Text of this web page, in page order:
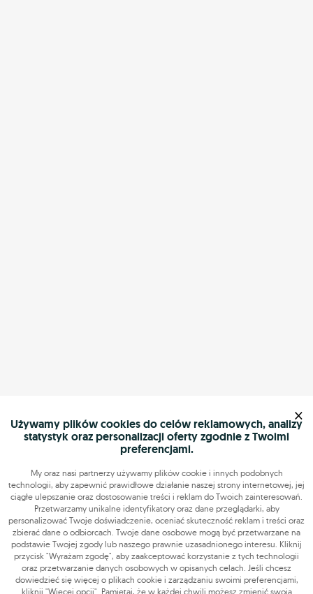
Używamy plików cookies do celów reklamowych, analizy
statystyk oraz personalizacji oferty zgodnie z Twoimi
preferencjami.
My oraz nasi partnerzy używamy plików cookie i innych podobnych
technologii, aby zapewnić prawidłowe działanie naszej strony internetowej, jej
ciągłe ulepszanie oraz dostosowanie treści i reklam do Twoich zainteresowań.
Przetwarzamy unikalne identyfikatory oraz dane przeglądarki, aby
personalizować Twoje doświadczenie, oceniać skuteczność reklam i treści oraz
zbierać dane o odbiorcach. Twoje dane osobowe mogą być przetwarzane na
podstawie Twojej zgody lub naszego prawnie uzasadnionego interesu. Kliknij
przycisk "Wyrażam zgodę", aby zaakceptować korzystanie z tych technologii
oraz przetwarzanie danych osobowych w opisanych celach. Jeśli chcesz
dowiedzieć się więcej o plikach cookie i zarządzaniu swoimi preferencjami,
kliknij "Więcej opcji". Pamiętaj, że w każdej chwili możesz zmienić swoją
×